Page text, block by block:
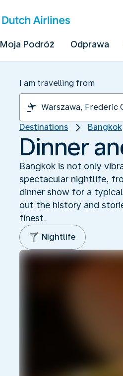
Moja Podróż Odprawa
I am travelling from
Destinations Bangkok
Dinner
Bangkok is not only
spectacular nightlife,
dinner show for a
out the history and
finest.
Nightlife